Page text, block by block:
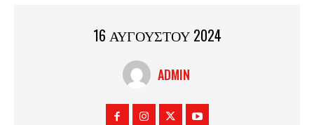
16 ΑΥΓΟΥΣΤΟΥ 2024
ADMIN